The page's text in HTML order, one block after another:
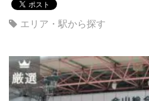
エリア・駅から探す